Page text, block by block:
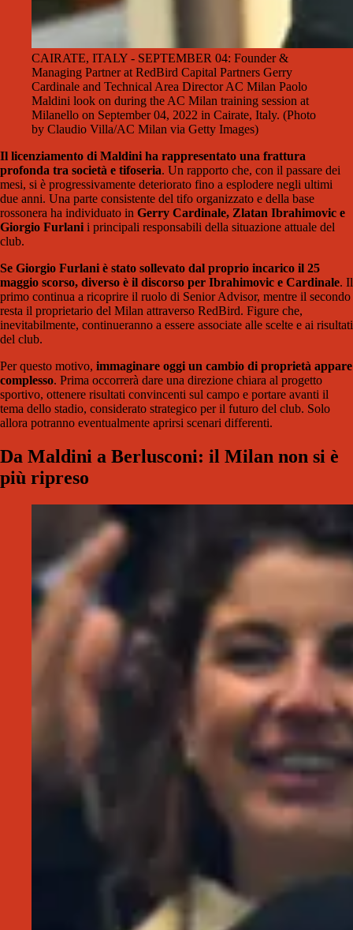
CAIRATE, ITALY - SEPTEMBER 04: Founder &
Managing Partner at RedBird Capital Partners Gerry
Cardinale and Technical Area Director AC Milan Paolo
Maldini look on during the AC Milan training session at
Milanello on September 04, 2022 in Cairate, Italy. (Photo
by Claudio Villa/AC Milan via Getty Images)
Il licenziamento di Maldini ha rappresentato una frattura
profonda tra società e tifoseria. Un rapporto che, con il passare dei
mesi, si è progressivamente deteriorato fino a esplodere negli ultimi
due anni. Una parte consistente del tifo organizzato e della base
rossonera ha individuato in Gerry Cardinale, Zlatan Ibrahimovic e
Giorgio Furlanii principali responsabili della situazione attuale del
club.
Se Giorgio Furlani è stato sollevato dal proprio incarico il 25
maggio scorso, diverso è il discorso per Ibrahimovic e Cardinale. Il
primo continua a ricoprire il ruolo di Senior Advisor, mentre il secondo
resta il proprietario del Milan attraverso RedBird. Figure che,
inevitabilmente, continueranno a essere associate alle scelte e ai risultati
del club.
Per questo motivo, immaginare oggi un cambio di proprietà appare
complesso. Prima occorrerà dare una direzione chiara al progetto
sportivo, ottenere risultati convincenti sul campo e portare avanti il
tema dello stadio, considerato strategico per il futuro del club. Solo
allora potranno eventualmente aprirsi scenari differenti.
Da Maldini a Berlusconi: il Milan non si è
più ripreso